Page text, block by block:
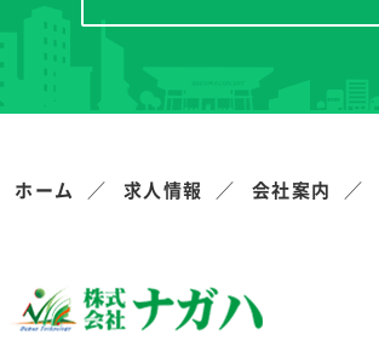
ホーム 求人情報 会社案内